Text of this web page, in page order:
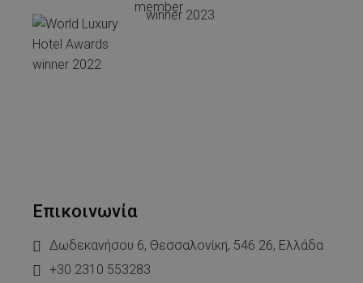
Επικοινωνία
Δωδεκανήσου 6, Θεσσαλονίκη, 546 26, Ελλάδα
+30 2310 553283